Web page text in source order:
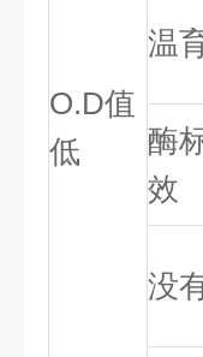
O.D值
低
温
酶
效
没